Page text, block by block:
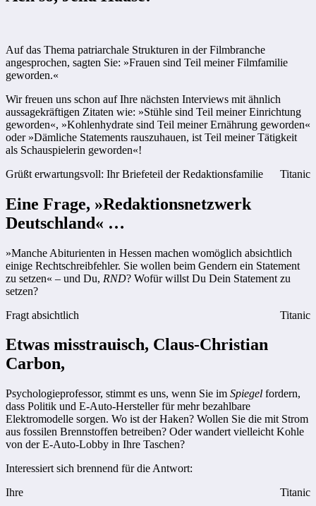
Auf das Thema patriarchale Strukturen in der Filmbranche
angesprochen, sagten Sie: »Frauen sind Teil meiner Filmfamilie
geworden.«
Wir freuen uns schon auf Ihre nächsten Interviews mit ähnlich
aussagekräftigen Zitaten wie: »Stühle sind Teil meiner Einrichtung
geworden«, »Kohlenhydrate sind Teil meiner Ernährung geworden«
oder »Dämliche Statements rauszuhauen, ist Teil meiner Tätigkeit
als Schauspielerin geworden«!
Grüßt erwartungsvoll: Ihr Briefeteil der Redaktionsfamilie
Titanic
Eine Frage, »Redaktionsnetzwerk
Deutschland« …
»Manche Abiturienten in Hessen machen womöglich absichtlich
einige Rechtschreibfehler. Sie wollen beim Gendern ein Statement
zu setzen« – und Du, RND? Wofür willst Du Dein Statement zu
setzen?
Fragt absichtlich
Titanic
Etwas misstrauisch, Claus-Christian
Carbon,
Psychologieprofessor, stimmt es uns, wenn Sie im Spiegel fordern,
dass Politik und E-Auto-Hersteller für mehr bezahlbare
Elektromodelle sorgen. Wo ist der Haken? Wollen Sie die mit Strom
aus fossilen Brennstoffen betreiben? Oder wandert vielleicht Kohle
von der E-Auto-Lobby in Ihre Taschen?
Interessiert sich brennend für die Antwort:
Ihre
Titanic